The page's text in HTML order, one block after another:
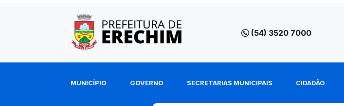
(54) 3520 7000
MUNICÍPIO GOVERNO SECRETARIAS MUNICIPAIS CIDADÃO